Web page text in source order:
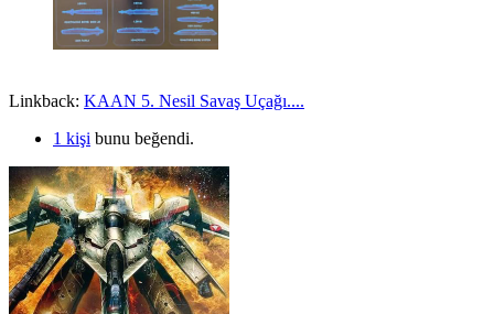
Linkback: KAAN 5. Nesil Savaş Uçağı....
1 kişi bunu beğendi.